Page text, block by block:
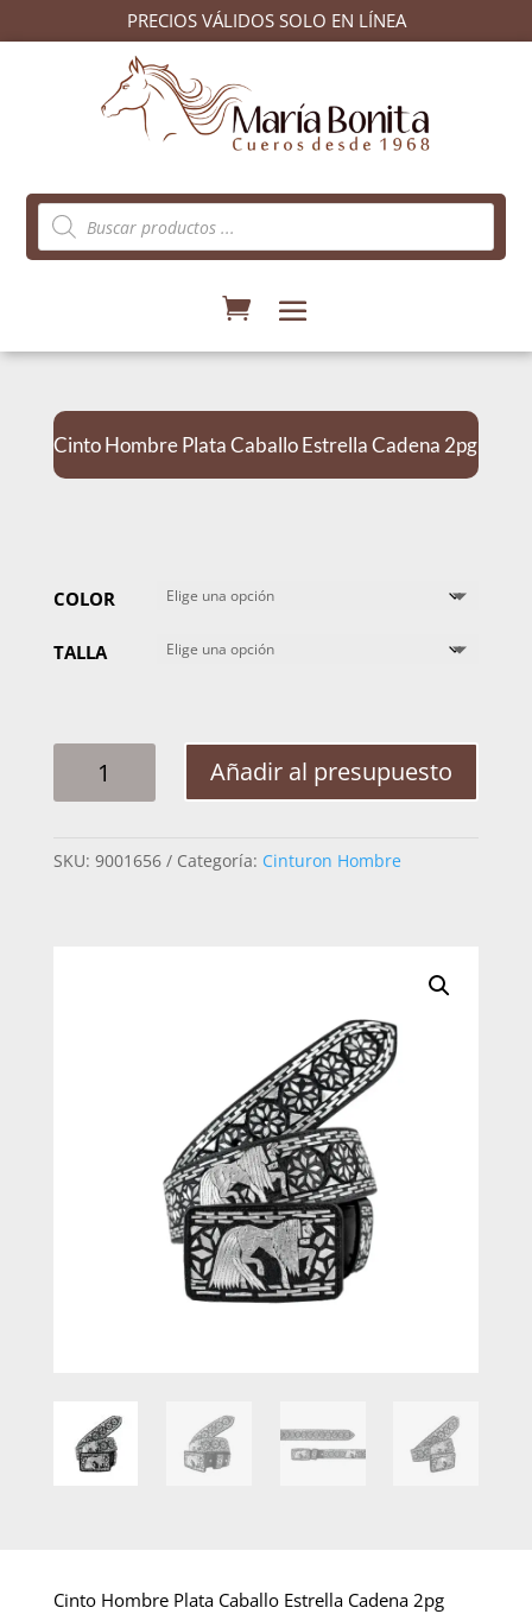
PRECIOS VÁLIDOS SOLO EN LÍNEA
Búsqueda
de
productos
Cinto Hombre Plata Caballo Estrella Cadena 2pg
COLOR
TALLA
HOMBRE
ESTRELLA
Añadir al presupuesto
SKU: 9001656 Categoría: Cinturon Hombre
Cinto Hombre Plata Caballo Estrella Cadena 2pg